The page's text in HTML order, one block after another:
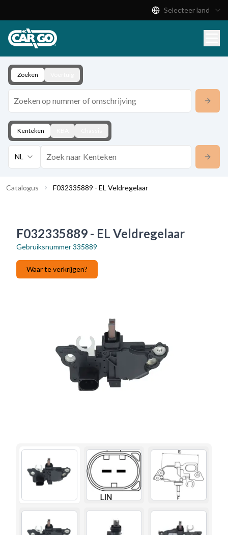
Download
Contact
Selecteer land
Zoeken
Kenteken
NL
Catalogus F032335889 - EL Veldregelaar
F032335889 - EL Veldregelaar
Gebruiksnummer335889
Waar te verkrijgen?